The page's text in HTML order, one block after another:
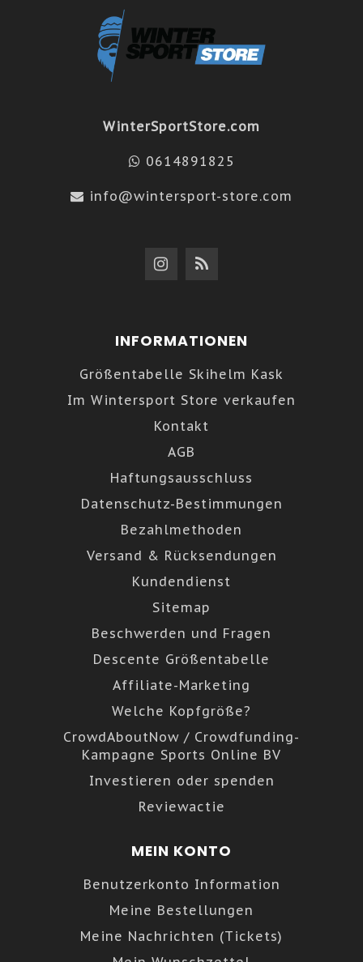
WinterSportStore.com
0614891825
info@wintersport-store.com
INFORMATIONEN
Größentabelle Skihelm Kask
Im Wintersport Store verkaufen
Kontakt
AGB
Haftungsausschluss
Datenschutz-Bestimmungen
Bezahlmethoden
Versand & Rücksendungen
Kundendienst
Sitemap
Beschwerden und Fragen
Descente Größentabelle
Affiliate-Marketing
Welche Kopfgröße?
CrowdAboutNow / Crowdfunding-
Kampagne Sports Online BV
Investieren oder spenden
Reviewactie
MEIN KONTO
Benutzerkonto Information
Meine Bestellungen
Meine Nachrichten (Tickets)